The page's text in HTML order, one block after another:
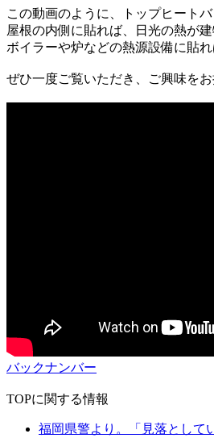
この動画のように、トップヒート
屋根の内側に貼れば、日光の熱が
ボイラーや炉などの熱源設備に貼
ぜひ一度ご覧いただき、ご興味を
バックナンバー
TOPに関する情報
福岡県警より。「見落として